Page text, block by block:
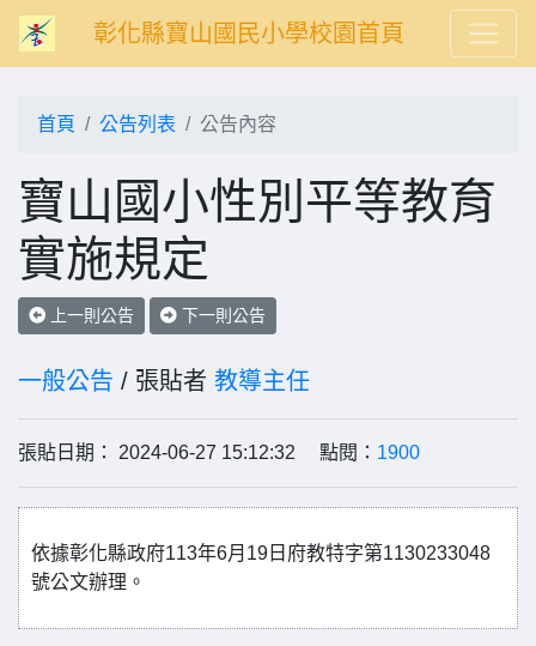
彰化縣寶山國民小學校園首頁
首頁 公告列表 公告內容
寶山國小性別平等教育
實施規定
上一則公告 下一則公告
一般公告 / 張貼者 教導主任
張貼日期： 2024-06-27 15:12:32 點閱： 1900
依據彰化縣政府113年6月19日府教特字第1130233048
號公文辦理。